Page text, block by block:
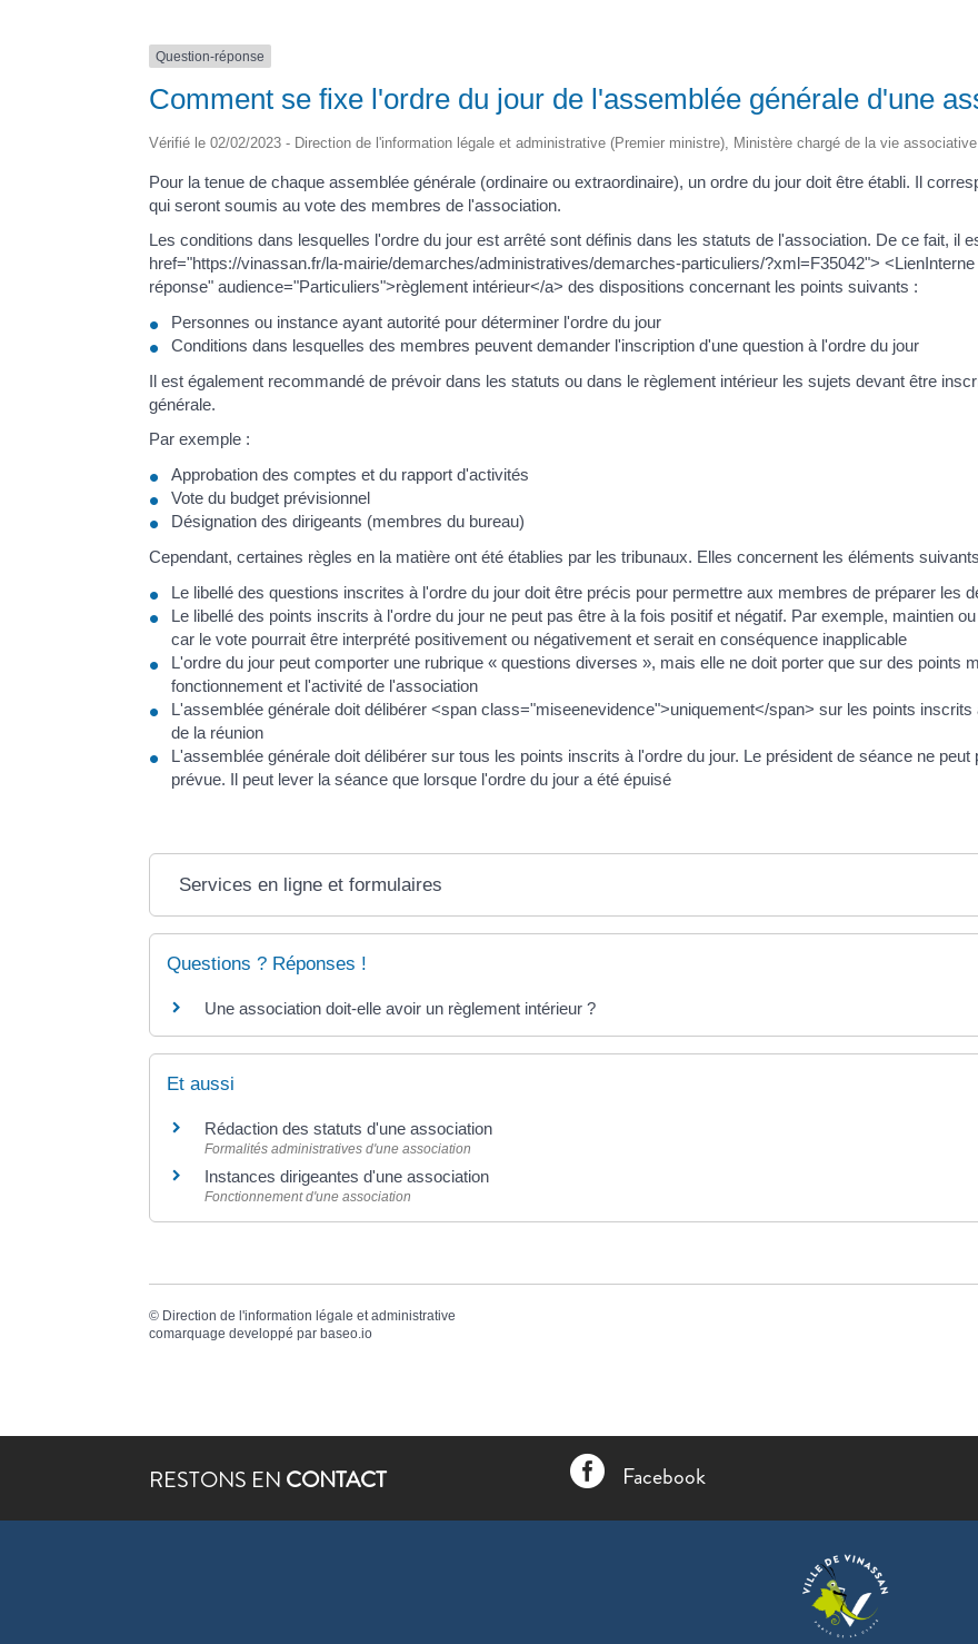
Question-réponse
Comment se fixe l'ordre du jour de l'assemblée générale d'une
Vérifié le 02/02/2023 - Direction de l'information légale et administrative (Premier ministre), Ministère chargé de la vie associative
Pour la tenue de chaque assemblée générale (ordinaire ou extraordinaire), un ordre du jour doit être établi. Il
qui seront soumis au vote des membres de l'association.
Les conditions dans lesquelles l'ordre du jour est arrêté sont définis dans les statuts de l'association. De ce fait, il
href="https://vinassan.fr/la-mairie/demarches/administratives/demarches-particuliers/?xml=F35042">
réponse" audience="Particuliers">règlement intérieur</a> des dispositions concernant les points suivants :
Personnes ou instance ayant autorité pour déterminer l'ordre du jour
Conditions dans lesquelles des membres peuvent demander l'inscription d'une question à l'ordre du jour
Il est également recommandé de prévoir dans les statuts ou dans le règlement intérieur les sujets devant être
générale.
Par exemple :
Approbation des comptes et du rapport d'activités
Vote du budget prévisionnel
Désignation des dirigeants (membres du bureau)
Cependant, certaines règles en la matière ont été établies par les tribunaux. Elles concernent les éléments
Le libellé des questions inscrites à l'ordre du jour doit être précis pour permettre aux membres de préparer les
Le libellé des points inscrits à l'ordre du jour ne peut pas être à la fois positif et négatif. Par exemple, maintien
car le vote pourrait être interprété positivement ou négativement et serait en conséquence inapplicable
L'ordre du jour peut comporter une rubrique « questions diverses », mais elle ne doit porter que sur des points
fonctionnement et l'activité de l'association
L'assemblée générale doit délibérer <span class="miseenevidence">uniquement</span> sur les points
de la réunion
L'assemblée générale doit délibérer sur tous les points inscrits à l'ordre du jour. Le président de séance ne
prévue. Il peut lever la séance que lorsque l'ordre du jour a été épuisé
Services en ligne et formulaires
Questions ? Réponses !
Une association doit-elle avoir un règlement intérieur ?
Et aussi
Rédaction des statuts d'une association
Formalités administratives d'une association
Instances dirigeantes d'une association
Fonctionnement d'une association
© Direction de l'information légale et administrative
comarquage developpé par baseo.io
RESTONS EN CONTACT  Facebook